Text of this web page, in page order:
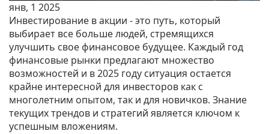
янв, 1 2025
Инвестирование в акции - это путь, который
выбирает все больше людей, стремящихся
улучшить свое финансовое будущее. Каждый год
финансовые рынки предлагают множество
возможностей и в 2025 году ситуация остается
крайне интересной для инвесторов как с
многолетним опытом, так и для новичков. Знание
текущих трендов и стратегий является ключом к
успешным вложениям.